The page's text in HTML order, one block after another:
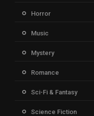
Horror
Music
Mystery
Romance
Sci-Fi & Fantasy
Science Fiction